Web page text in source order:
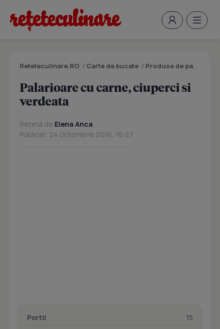
Reteteculinare.RO / Carte de bucate / Produse de panificatie si patiserie
Palarioare cu carne, ciuperci si
verdeata
Rețetă de Elena Anca
Publicat: 24 Octombrie 2016, 16:27
Portii
15